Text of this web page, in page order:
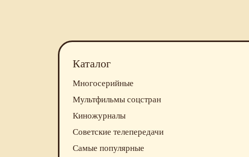
Каталог
Многосерийные
Мультфильмы соцстран
Киножурналы
Советские телепередачи
Самые популярные